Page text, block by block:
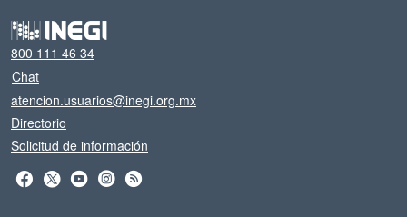
800 111 46 34
Chat
atencion.usuarios@inegi.org.mx
Directorio
Solicitud de información